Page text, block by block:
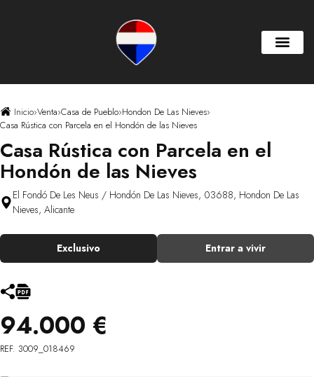
Inicio›Venta›Casa de Pueblo›Hondon De Las Nieves›
Casa Rústica con Parcela en el Hondón de las Nieves
Casa Rústica con Parcela en el
Hondón de las Nieves
El Fondó De Les Neus / Hondón De Las Nieves, 03688, Hondon De Las
Nieves, Alicante
Exclusivo Entrar a vivir
94.000 €
REF. 3009_018469